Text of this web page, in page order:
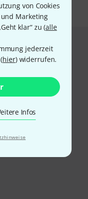
von Cookies
Marketing
klar“ zu (alle
jederzeit
hier) widerrufen.
Infos
Nachnahme,
Sofort bezahlen